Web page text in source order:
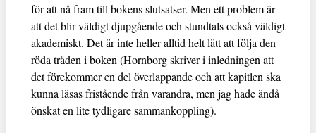
för att nå fram till bokens slutsatser. Men ett problem är
att det blir väldigt djupgående och stundtals också väldigt
akademiskt. Det är inte heller alltid helt lätt att följa den
röda tråden i boken (Hornborg skriver i inledningen att
det förekommer en del överlappande och att kapitlen ska
kunna läsas fristående från varandra, men jag hade ändå
önskat en lite tydligare sammankoppling).